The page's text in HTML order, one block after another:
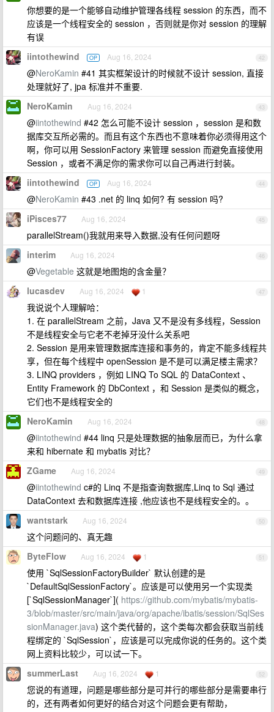
你想要的是一个能够自动维护管理各线程 session 的东西，而不
应该是一个线程安全的 session ，否则就是你对 session 的理解
有误
42
iintothewind OP Aug 16, 2024
@NeroKamin #41 其实框架设计的时候就不设计 session, 直接
处理就好了, jpa 标准并不重要.
43
NeroKamin Aug 16, 2024
@iintothewind #42 怎么可能不设计 session ，session 是和数
据库交互所必需的。而且有这个东西也不意味着你必须得用这个
啊，你可以用 SessionFactory 来管理 session 而避免直接使用
Session ，或者不满足你的需求你可以自己再进行封装。
44
iintothewind OP Aug 16, 2024
@NeroKamin #43 .net 的 linq 如何? 有 session 吗?
45
iPisces77 Aug 16, 2024
parallelStream()我就用来导入数据,没有任何问题呀
46
interim Aug 16, 2024
@Vegetable 这就是地图炮的含金量？
47
lucasdev Aug 16, 2024 1
我说说个人理解哈：
1. 在 parallelStream 之前，Java 又不是没有多线程，Session
不是线程安全与它老不老掉牙没什么关系吧
2. Session 是用来管理数据库连接和事务的，肯定不能多线程共
享，但在每个线程中 openSession 是不是可以满足楼主需求？
3. LINQ providers ，例如 LINQ To SQL 的 DataContext 、
Entity Framework 的 DbContext ，和 Session 是类似的概念，
它们也不是线程安全的
48
NeroKamin Aug 16, 2024
@iintothewind #44 linq 只是处理数据的抽象层而已，为什么拿
来和 hibernate 和 mybatis 对比？
49
ZGame Aug 16, 2024
@iintothewind c#的 Linq 不是指查询数据库,Linq to Sql 通过
DataContext 去和数据库连接 ,他应该也不是线程安全的。。
50
wantstark Aug 16, 2024
这个问题问的、真无趣
51
ByteFlow Aug 16, 2024 1
使用 `SqlSessionFactoryBuilder` 默认创建的是
`DefaultSqlSessionFactory`。应该是可以使用另一个实现类
[`SqlSessionManager`]( https://github.com/mybatis/mybatis-
3/blob/master/src/main/java/org/apache/ibatis/session/SqlSes
sionManager.java) 这个类代替的，这个类每次都会获取当前线
程绑定的 `SqlSession`，应该是可以完成你说的任务的。这个类
网上资料比较少，可以试一下。
52
summerLast Aug 16, 2024 1
您说的有道理，问题是哪些部分是可并行的哪些部分是需要串行
的，还有两者如何更好的结合对这个问题会更有帮助，